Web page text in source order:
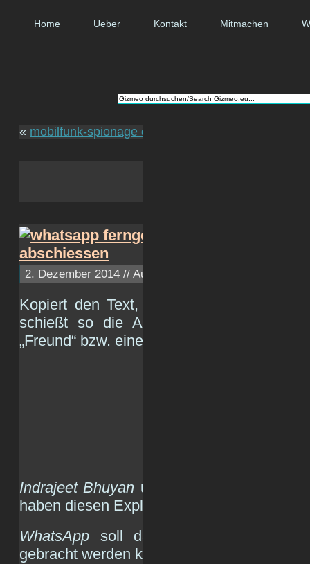
Home Ueber Kontakt Mitmachen
« mobilfunk-spionage durch cessnas
2. Dezember 2014 // Autor:
Kopiert den Text, den ihr hier findet, in
schießt so die App komplett
„Freund“ bzw. einer „Freundin“ ab:
Indrajeet Bhuyan und
haben diesen Exploit entdeckt.
WhatsApp soll dadurch aber nicht nur
gebracht werden können: